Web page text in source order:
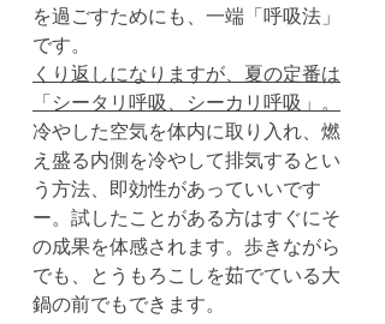
を過ごすためにも、一端「呼吸法」
です。
くり返しになりますが、夏の定番は
「シータリ呼吸、シーカリ呼吸」。
冷やした空気を体内に取り入れ、燃
え盛る内側を冷やして排気するとい
う方法、即効性があっていいです
ー。試したことがある方はすぐにそ
の成果を体感されます。歩きながら
でも、とうもろこしを茹でている大
鍋の前でもできます。